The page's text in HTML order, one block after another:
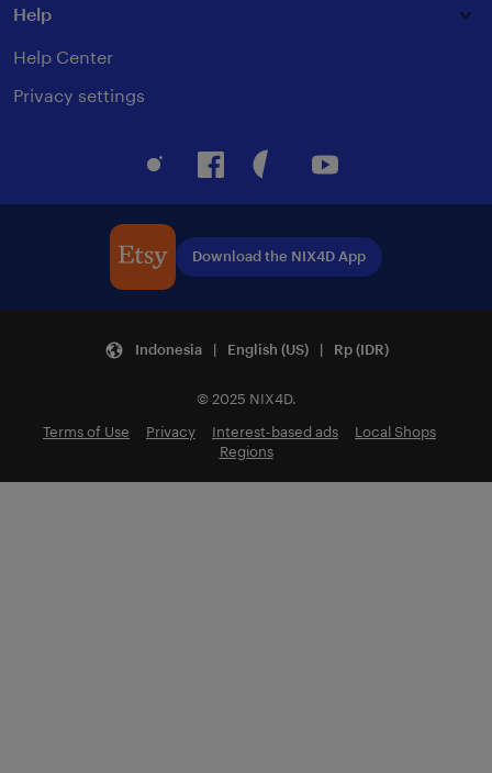
Help
Help Center
Privacy settings
InstagramFacebookPinterest
Download the NIX4D App
Indonesia | English (US) | Rp (IDR)
© 2025 NIX4D.
Terms of Use
Privacy Interest-based ads
Local Shops
Regions